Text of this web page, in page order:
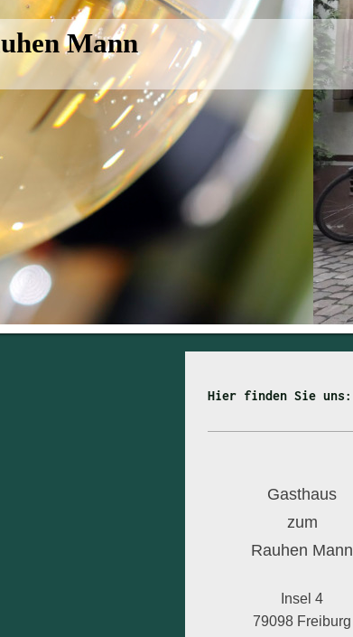
Mann
Hier finden Sie uns:
Gasthaus
zum
Rauhen Mann
Insel 4
79098 Freiburg